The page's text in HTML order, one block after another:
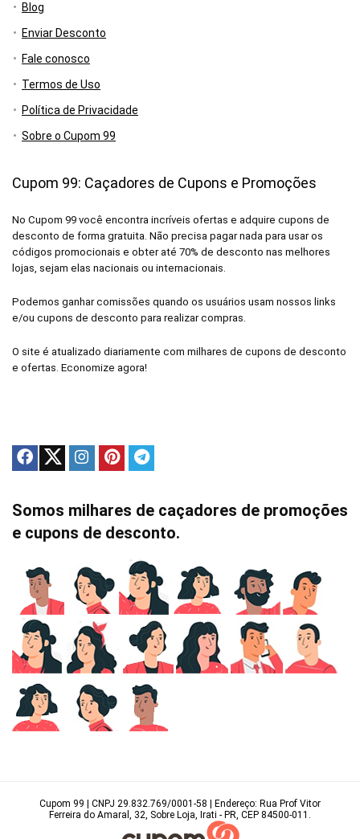
Blog
Enviar Desconto
Fale conosco
Termos de Uso
Política de Privacidade
Sobre o Cupom 99
Cupom 99: Caçadores de Cupons e Promoções
No Cupom 99 você encontra incríveis ofertas e adquire cupons de
desconto de forma gratuita. Não precisa pagar nada para usar os
códigos promocionais e obter até 70% de desconto nas melhores
lojas, sejam elas nacionais ou internacionais.
Podemos ganhar comissões quando os usuários usam nossos links
e/ou cupons de desconto para realizar compras.
O site é atualizado diariamente com milhares de cupons de desconto
e ofertas. Economize agora!
Somos milhares de caçadores de promoções
e cupons de desconto.
Cupom 99 | CNPJ 29.832.769/0001-58 | Endereço: Rua Prof Vitor
Ferreira do Amaral, 32, Sobre Loja, Irati - PR, CEP 84500-011.